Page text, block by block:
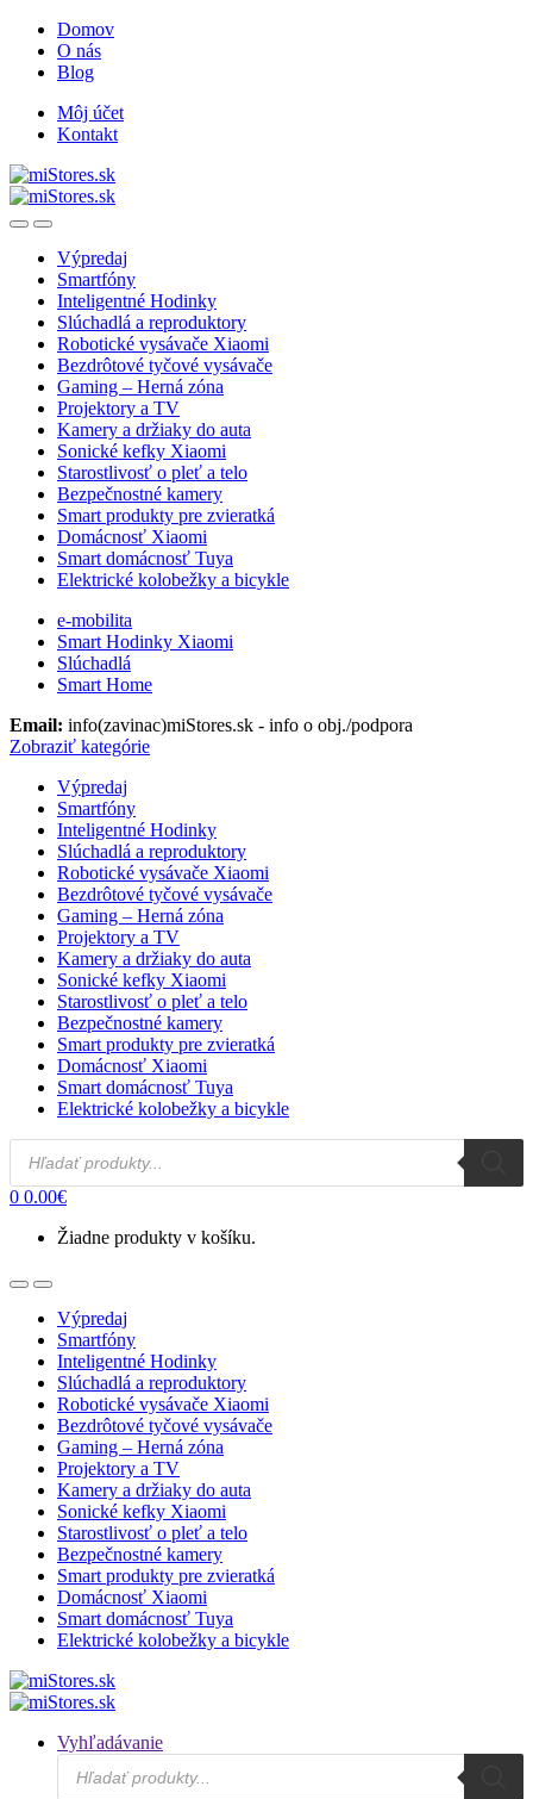
Skip
navigation
Skip
content
Domov
O nás
Blog
Môj účet
Kontakt
OpenClose
Výpredaj
Smartfóny
Inteligentné Hodinky
Slúchadlá a reproduktory
Robotické vysávače Xiaomi
Bezdrôtové tyčové vysávače
Gaming – Herná zóna
Projektory a TV
Kamery a držiaky do auta
Sonické kefky Xiaomi
Starostlivosť o pleť a telo
Bezpečnostné kamery
Smart produkty pre zvieratká
Domácnosť Xiaomi
Smart domácnosť Tuya
Elektrické kolobežky a bicykle
e-mobilita
Smart Hodinky Xiaomi
Slúchadlá
Smart Home
Email: info(zavinac)miStores.sk - info o obj./podpora
Zobraziť kategórie
Výpredaj
Smartfóny
Inteligentné Hodinky
Slúchadlá a reproduktory
Robotické vysávače Xiaomi
Bezdrôtové tyčové vysávače
Gaming – Herná zóna
Projektory a TV
Kamery a držiaky do auta
Sonické kefky Xiaomi
Starostlivosť o pleť a telo
Bezpečnostné kamery
Smart produkty pre zvieratká
Domácnosť Xiaomi
Smart domácnosť Tuya
Elektrické kolobežky a bicykle
Products
search
0 0.00€
Žiadne produkty v košíku.
OpenClose
Výpredaj
Smartfóny
Inteligentné Hodinky
Slúchadlá a reproduktory
Robotické vysávače Xiaomi
Bezdrôtové tyčové vysávače
Gaming – Herná zóna
Projektory a TV
Kamery a držiaky do auta
Sonické kefky Xiaomi
Starostlivosť o pleť a telo
Bezpečnostné kamery
Smart produkty pre zvieratká
Domácnosť Xiaomi
Smart domácnosť Tuya
Elektrické kolobežky a bicykle
Vyhľadávanie
Products
search